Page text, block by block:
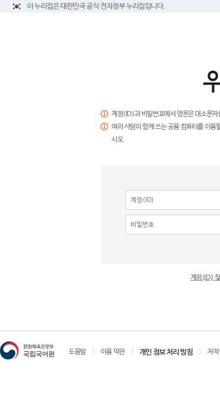
이 누리집은 대한민국 공식 전자정부 누리집입니다.
계정(ID)과 비밀번호에서 영문은 대소문
여러 사람이 함께 쓰는 공용 컴퓨터를 이
시오.
계정(ID)
도움말 이용 약관 개인 정보 처리 방침 저